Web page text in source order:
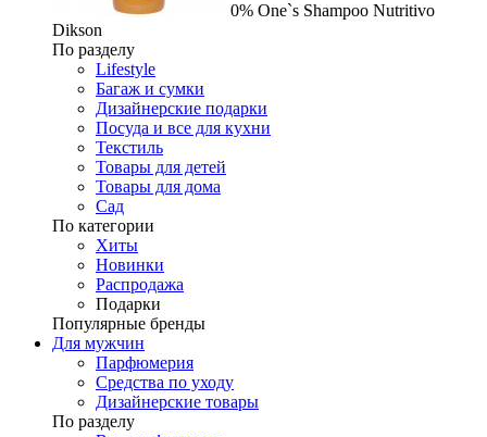
0% One`s Shampoo Nutritivo
Dikson
По разделу
Lifestyle
Багаж и сумки
Дизайнерские подарки
Посуда и все для кухни
Текстиль
Товары для детей
Товары для дома
Сад
По категории
Хиты
Новинки
Распродажа
Подарки
Популярные бренды
Для мужчин
Парфюмерия
Средства по уходу
Дизайнерские товары
По разделу